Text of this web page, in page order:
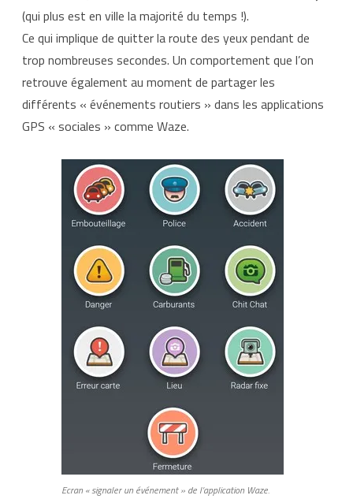
(qui plus est en ville la majorité du temps !).
Ce qui implique de quitter la route des yeux pendant de
trop nombreuses secondes. Un comportement que l’on
retrouve également au moment de partager les
différents « événements routiers » dans les applications
GPS « sociales » comme Waze.
Ecran « signaler un événement » de l’application Waze.